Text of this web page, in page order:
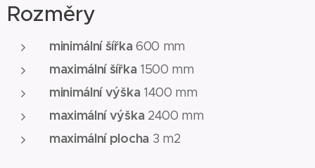
Rozměry
minimální šířka600 mm
maximální šířka 1500 mm
minimální výška 1400 mm
maximální výška 2400 mm
maximální plocha 3 m2